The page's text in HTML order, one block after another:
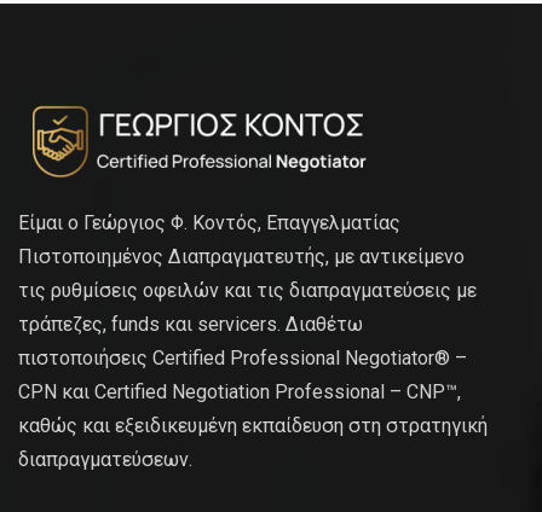
Είμαι ο Γεώργιος Φ. Κοντός, Επαγγελματίας
Πιστοποιημένος Διαπραγματευτής, με αντικείμενο
τις ρυθμίσεις οφειλών και τις διαπραγματεύσεις με
τράπεζες, funds και servicers. Διαθέτω
πιστοποιήσεις Certified Professional Negotiator® –
CPN και Certified Negotiation Professional – CNP™,
καθώς και εξειδικευμένη εκπαίδευση στη στρατηγική
διαπραγματεύσεων.